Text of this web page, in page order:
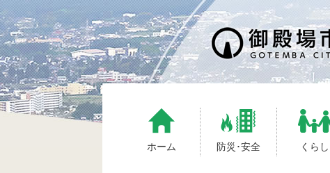
S
k
i
p
t
o
c
ホーム 防災･安全 くらし